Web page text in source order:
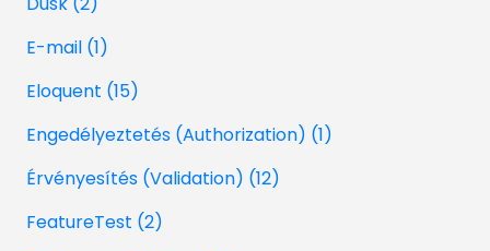
E-mail (1)
Eloquent (15)
Engedélyeztetés (Authorization) (1)
Érvényesítés (Validation) (12)
FeatureTest (2)